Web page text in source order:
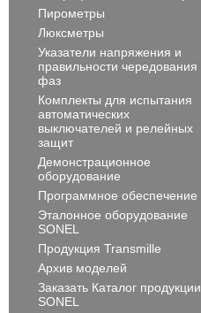
Пирометры
Люксметры
Указатели напряжения и
правильности чередования
фаз
Комплекты для испытания
автоматических
выключателей и релейных
защит
Демонстрационное
оборудование
Программное обеспечение
Эталонное оборудование
SONEL
Продукция Transmille
Архив моделей
Заказать Каталог продукции
SONEL